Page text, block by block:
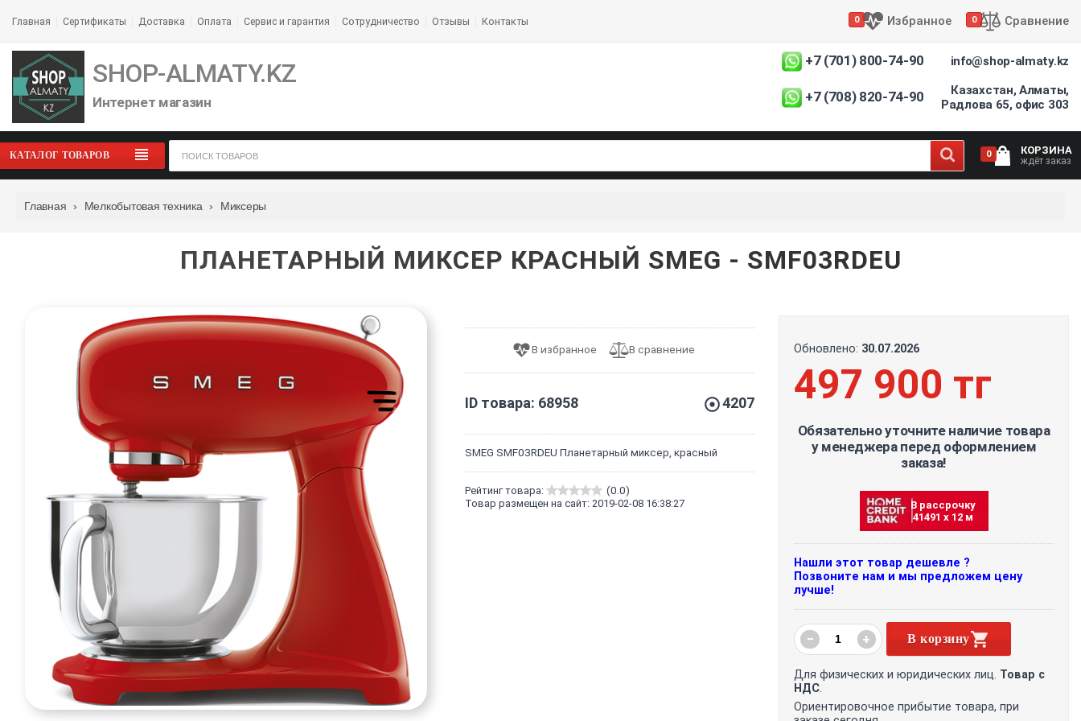
Главная Сертификаты Доставка Оплата Сервис и гарантия Сотрудничество Отзывы Контакты 0 Избранное 0 Сравнение
SHOP-ALMATY.KZ
Интернет магазин
+7 (701) 800-74-90
+7 (708) 820-74-90
info@shop-almaty.kz
Казахстан, Алматы,
Радлова 65, офис 303
КАТАЛОГ ТОВАРОВ 0 КОРЗИНА
ждёт заказ
Главная › Мелкобытовая техника › Миксеры
ПЛАНЕТАРНЫЙ МИКСЕР КРАСНЫЙ SMEG - SMF03RDEU
ID товара: 68958 4207
SMEG SMF03RDEU Планетарный миксер, красный
Рейтинг товара:
(0.0)
Товар размещен на сайт: 2019-02-08 16:38:27
Обновлено: 30.07.2026
497 900 тг
Обязательно уточните наличие товара
у менеджера перед оформлением
заказа!
В рассрочку
41491 х 12 м
Нашли этот товар дешевле ?
Позвоните нам и мы предложем цену
лучше!
− + В корзину
Для физических и юридических лиц. Товар с
НДС.
Ориентировочное прибытие товара, при